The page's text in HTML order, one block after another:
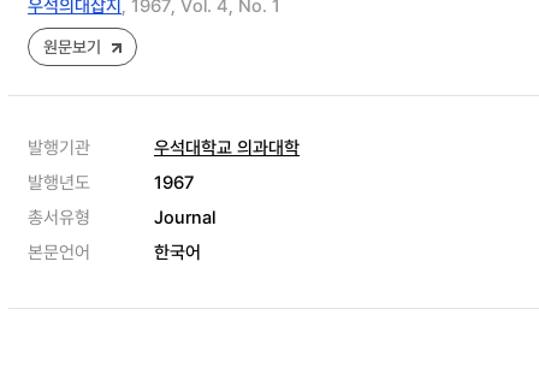
우석의대잡지, 1967, Vol. 4, No. 1
원문보기
발행기관
우석대학교 의과대학
발행년도
1967
총서유형
Journal
본문언어
한국어